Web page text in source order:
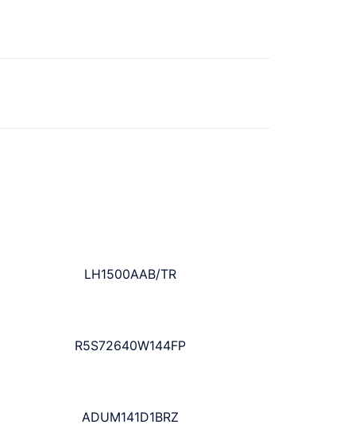
LH1500AAB/TR
R5S72640W144FP
ADUM141D1BRZ